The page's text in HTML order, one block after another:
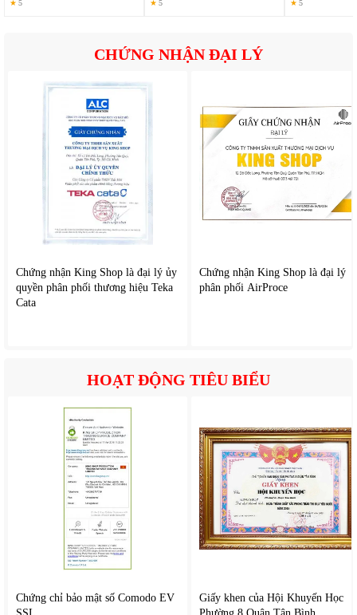
★ 5 ★ 5 ★ 5
CHỨNG NHẬN ĐẠI LÝ
Chứng nhận King Shop là đại lý ủy
quyền phân phối thương hiệu Teka
Cata
Chứng nhận King Shop là đại lý
phân phối AirProce
HOẠT ĐỘNG TIÊU BIỂU
Chứng chỉ bảo mật số Comodo EV
Giấy khen của Hội Khuyến Học